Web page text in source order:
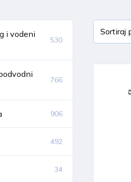
i vodeni
530
766
906
492
34